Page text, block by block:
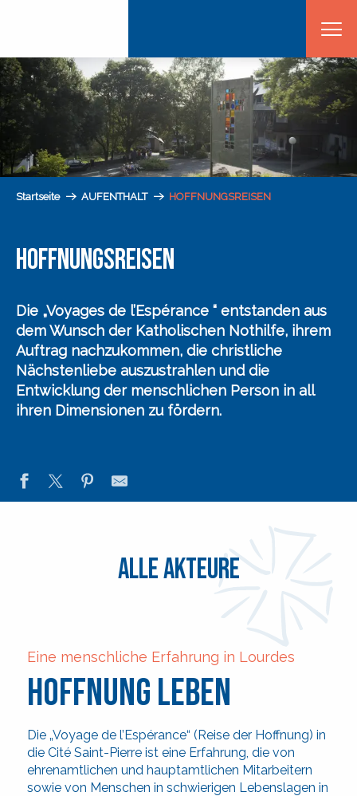
principal
Startseite AUFENTHALT HOFFNUNGSREISEN
HOFFNUNGSREISEN
Die „Voyages de l’Espérance “ entstanden aus
dem Wunsch der Katholischen Nothilfe, ihrem
Auftrag nachzukommen, die christliche
Nächstenliebe auszustrahlen und die
Entwicklung der menschlichen Person in all
ihren Dimensionen zu fördern.
Alle Akteure
Eine menschliche Erfahrung in Lourdes
Hoffnung leben
Die „Voyage de l’Espérance“ (Reise der Hoffnung) in
die Cité Saint-Pierre ist eine Erfahrung, die von
ehrenamtlichen und hauptamtlichen Mitarbeitern
sowie von Menschen in schwierigen Lebenslagen in